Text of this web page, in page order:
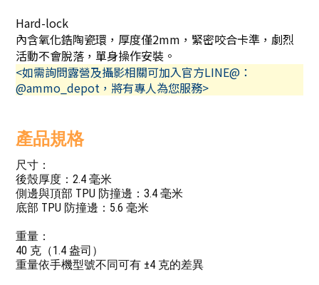
Hard-lock
內含氧化鋯陶瓷環，厚度僅2mm，緊密咬合卡準，劇烈
活動不會脫落，單身操作安裝。
<如需詢問露營及攝影相關可加入官方LINE@：
@ammo_depot，將有專人為您服務>
產品規格
尺寸：
後殼厚度：2.4 毫米
側邊與頂部 TPU 防撞邊：3.4 毫米
底部 TPU 防撞邊：5.6 毫米
重量：
40 克（1.4 盎司）
重量依手機型號不同可有 ±4 克的差異